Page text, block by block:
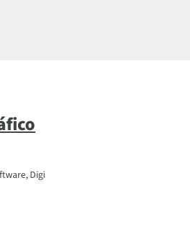
Digi